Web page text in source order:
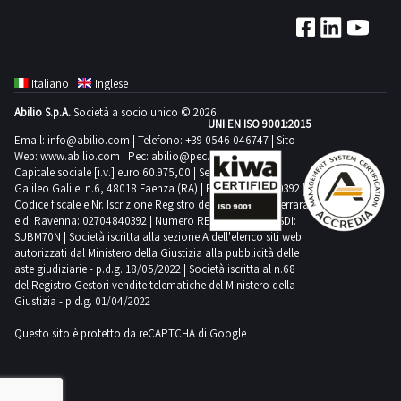
e
pertanto
non
vengono
venduti
né
garantiti
come
dispositivi
idonei
protezione
PER
massima
prevista
per
lo
svolgimento
delle
attività
di
ritiro
giorno
concordato:
1
giorno
Italiano
Inglese
Abilio S.p.A.Società a socio unico © 2026
Email: info@abilio.com | Telefono: +39 0546 046747 | Sito
Web: www.abilio.com | Pec: abilio@pec.illimity.com
Capitale sociale [i.v.] euro 60.975,00 | Sede legale in Via
Galileo Galilei n.6, 48018 Faenza (RA) | P.IVA: 02704840392 |
Codice fiscale e Nr. Iscrizione Registro delle Imprese di Ferrara
e di Ravenna: 02704840392 | Numero REA RA 224830 | SDI:
SUBM70N | Società iscritta alla sezione A dell'elenco siti web
autorizzati dal Ministero della Giustizia alla pubblicità delle
aste giudiziarie - p.d.g. 18/05/2022 | Società iscritta al n.68
del Registro Gestori vendite telematiche del Ministero della
Giustizia - p.d.g. 01/04/2022
Questo sito è protetto da reCAPTCHA di Google
UNI EN ISO 9001:2015